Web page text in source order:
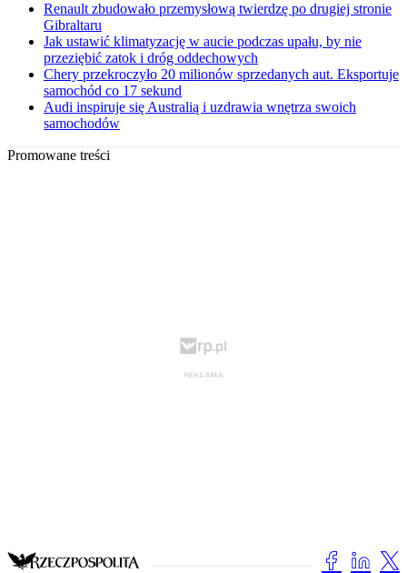
Renault zbudowało przemysłową twierdzę po drugiej stronie
Gibraltaru
Jak ustawić klimatyzację w aucie podczas upału, by nie
przeziębić zatok i dróg oddechowych
Chery przekroczyło 20 milionów sprzedanych aut. Eksportuje
samochód co 17 sekund
Audi inspiruje się Australią i uzdrawia wnętrza swoich
samochodów
Promowane treści